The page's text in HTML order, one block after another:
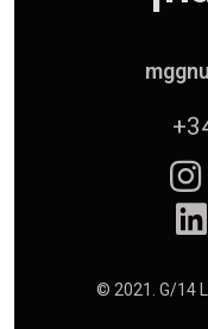
© 2021. G/14